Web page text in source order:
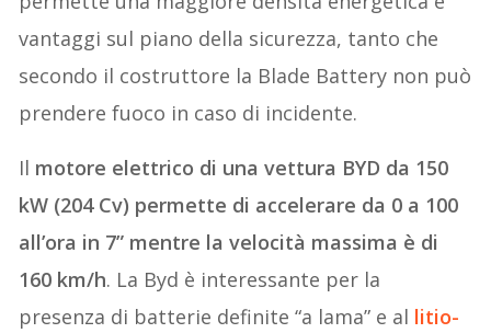
vantaggi sul piano della sicurezza, tanto che
secondo il costruttore la Blade Battery non può
prendere fuoco in caso di incidente.
Il motore elettrico di una vettura BYD da 150
kW (204 Cv) permette di accelerare da 0 a 100
all’ora in 7” mentre la velocità massima è di
160 km/h. La Byd è interessante per la
presenza di batterie definite “a lama” e al litio-